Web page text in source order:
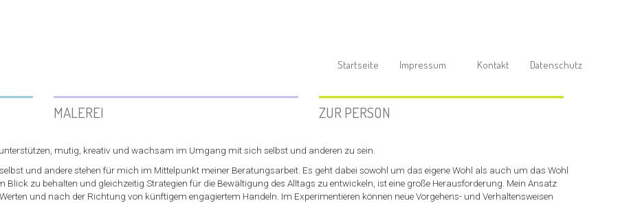
Startseite Impressum Kontakt Datenschutz
MALEREI ZUR PERSON
mutig, kreativ und wachsam im Umgang mit sich selbst und anderen zu sein.
und andere stehen für mich im Mittelpunkt meiner Beratungsarbeit. Es geht dabei sowohl um das eigene Wohl als auch um das Wohl
Blick zu behalten und gleichzeitig Strategien für die Bewältigung des Alltags zu entwickeln, ist eine große Herausforderung. Mein Ansatz
und nach der Richtung von künftigem engagiertem Handeln. Im Experimentieren können neue Vorgehens- und Verhaltensweisen